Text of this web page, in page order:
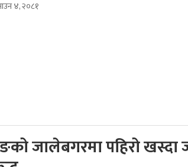
४, २०८१
जालेबगरमा पहिरो खस्दा